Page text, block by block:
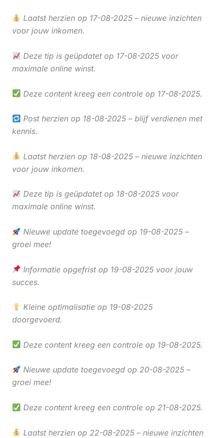
Laatst herzien op 17-08-2025 – nieuwe inzichten
voor jouw inkomen.
Deze tip is geüpdatet op 17-08-2025 voor
maximale online winst.
Deze content kreeg een controle op 17-08-2025.
Post herzien op 18-08-2025 – blijf verdienen met
kennis.
Laatst herzien op 18-08-2025 – nieuwe inzichten
voor jouw inkomen.
Deze tip is geüpdatet op 18-08-2025 voor
maximale online winst.
Nieuwe update toegevoegd op 19-08-2025 –
groei mee!
Informatie opgefrist op 19-08-2025 voor jouw
succes.
Kleine optimalisatie op 19-08-2025
doorgevoerd.
Deze content kreeg een controle op 19-08-2025.
Nieuwe update toegevoegd op 20-08-2025 –
groei mee!
Deze content kreeg een controle op 21-08-2025.
Laatst herzien op 22-08-2025 – nieuwe inzichten